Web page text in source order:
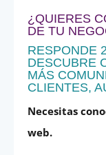
¿QUIERES
DE TU
RESPONDE
DESCUBRE
MÁS
CLIENTES,
Necesitas
web.